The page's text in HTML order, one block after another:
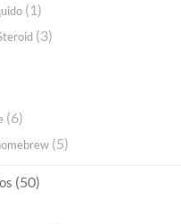
(1)
(3)
(6)
(5)
(50)